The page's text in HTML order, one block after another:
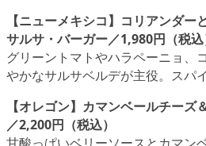
【ニューメキシコ】コリアンダ
サルサ・バーガー／1,980円（税込
グリーントマトやハラペーニョ、
やかなサルサベルデが主役。スパ
【オレゴン】カマンベールチー
／2,200円（税込）